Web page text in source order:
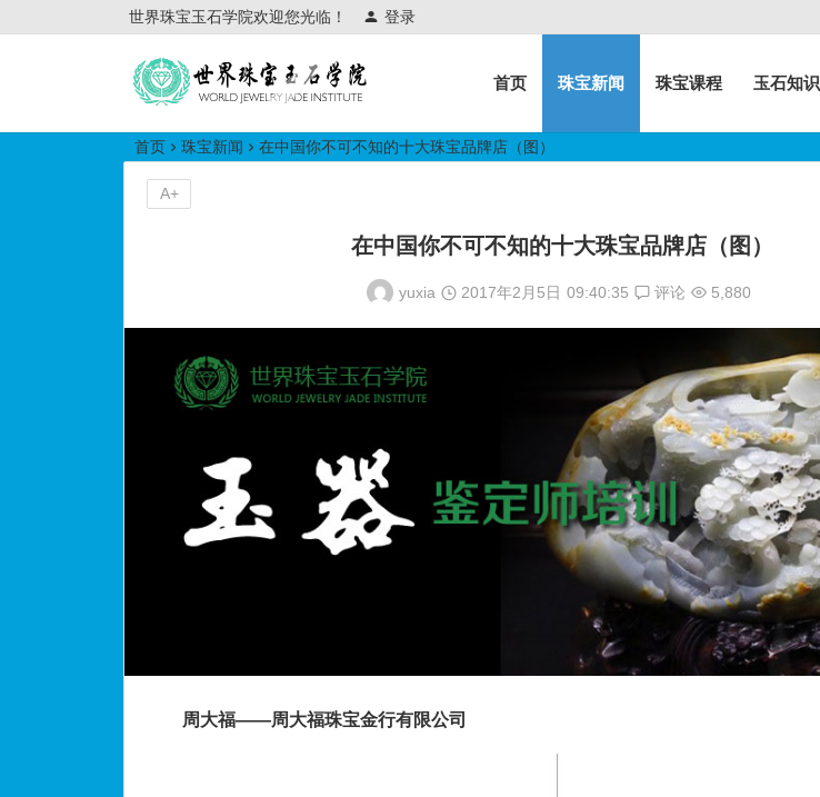
世界珠宝玉石学院欢迎您光临！ 登录
世界珠宝玉石学院培训中心
首页 珠宝新闻 珠宝课程 玉石知识
首页 珠宝新闻 在中国你不可不知的十大珠宝品牌店（图）
在中国你不可不知的十大珠宝品牌店（图）
yuxia 2017年2月5日 09:40:35 评论 5,880
周大福——周大福珠宝金行有限公司
A+